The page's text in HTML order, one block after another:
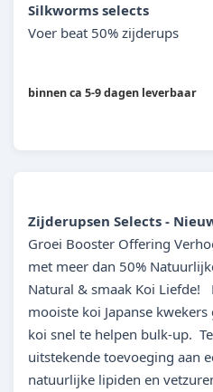
Silkworms selects
Voer beat 50% zijderups
binnen ca 5-9 dagen leverbaar
Zijderupsen Selects -
Groei Booster Offering
met meer dan 50%
Natural & smaak Koi Liefde!
mooiste koi Japanse
koi snel te helpen bulk-up.
uitstekende toevoeging aan
natuurlijke lipiden en